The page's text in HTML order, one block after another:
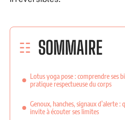
SOMMAIRE
Lotus yoga pose : comprendre ses
pratique respectueuse du corps
Genoux, hanches, signaux d’alerte
invite à écouter ses limites